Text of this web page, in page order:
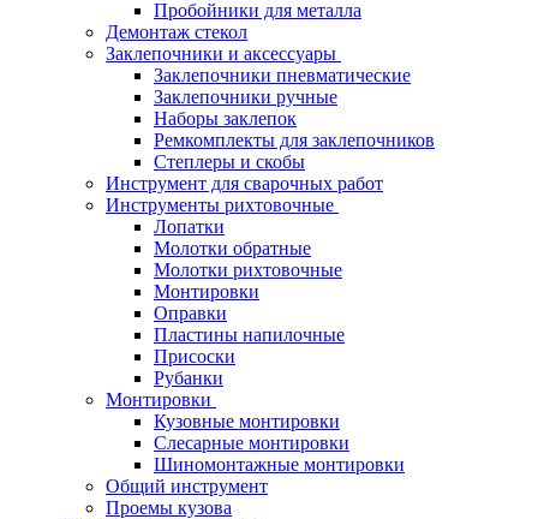
Пробойники для металла
Демонтаж стекол
Заклепочники и аксессуары
Заклепочники пневматические
Заклепочники ручные
Наборы заклепок
Ремкомплекты для заклепочников
Степлеры и скобы
Инструмент для сварочных работ
Инструменты рихтовочные
Лопатки
Молотки обратные
Молотки рихтовочные
Монтировки
Оправки
Пластины напилочные
Присоски
Рубанки
Монтировки
Кузовные монтировки
Слесарные монтировки
Шиномонтажные монтировки
Общий инструмент
Проемы кузова